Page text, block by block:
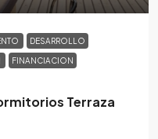
DESARROLLO
FINANCIACION
Terraza